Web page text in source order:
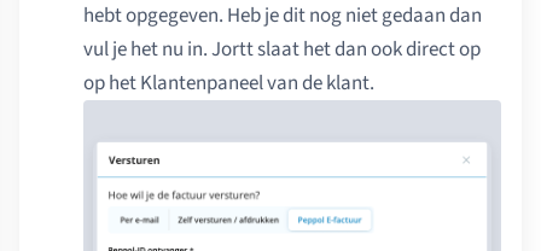
hebt opgegeven. Heb je dit nog niet gedaan dan
vul je het nu in. Jortt slaat het dan ook direct op
op het Klantenpaneel van de klant.